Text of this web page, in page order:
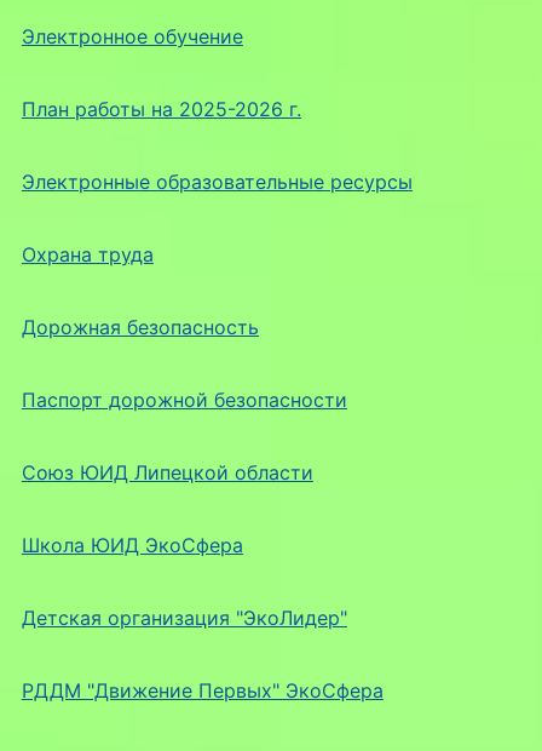
Электронное обучение
План работы на 2025-2026 г.
Электронные образовательные ресурсы
Охрана труда
Дорожная безопасность
Паспорт дорожной безопасности
Союз ЮИД Липецкой области
Школа ЮИД ЭкоСфера
Детская организация "ЭкоЛидер"
РДДМ "Движение Первых" ЭкоСфера